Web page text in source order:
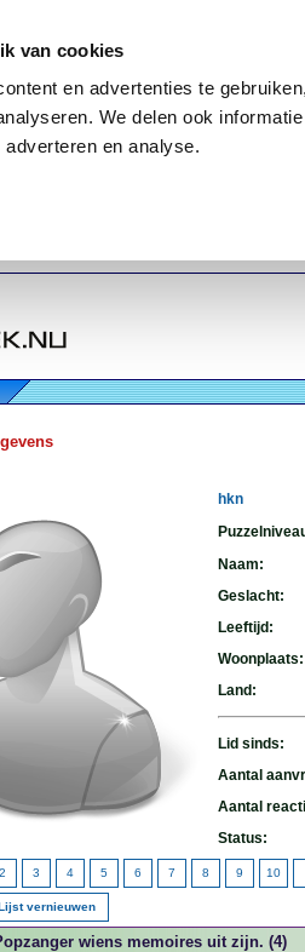
van cookies
en advertenties te
We delen ook
en analyse.
hkn
Naam:
Geslacht:
Leeftijd:
Woonplaats:
Land:
Lid sinds:
Aantal
Aantal
Status:
2 3 4 5 6 7 8 9 10
vernieuwen
wiens memoires uit zijn. (4)